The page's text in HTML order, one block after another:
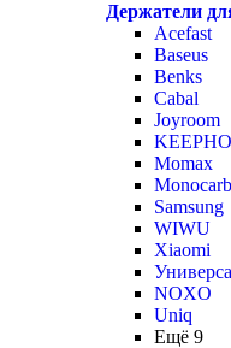
Держатели
Acefast
Baseus
Benks
Cabal
Joyroom
Momax
Samsung
WIWU
Xiaomi
NOXO
Uniq
Ещё 9